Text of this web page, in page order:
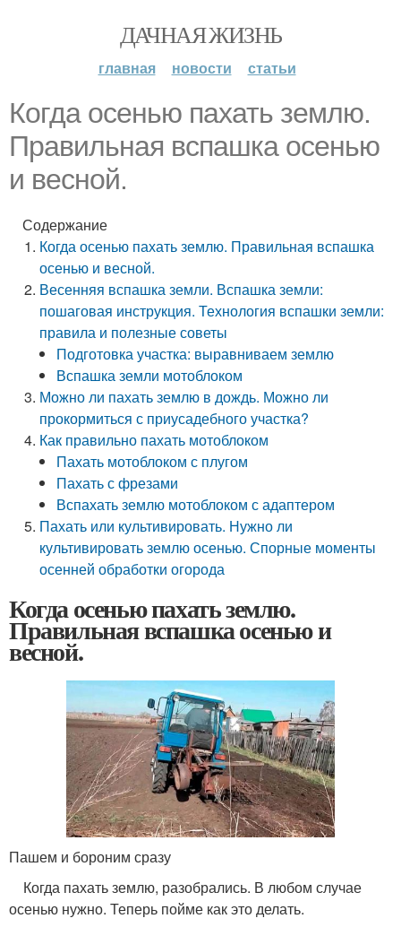
ДАЧНАЯ ЖИЗНЬ
главная новости статьи
Когда осенью пахать землю.
Правильная вспашка осенью
и весной.
Содержание
Когда осенью пахать землю. Правильная вспашка
осенью и весной.
Весенняя вспашка земли. Вспашка земли:
пошаговая инструкция. Технология вспашки земли:
правила и полезные советы
Подготовка участка: выравниваем землю
Вспашка земли мотоблоком
Можно ли пахать землю в дождь. Можно ли
прокормиться с приусадебного участка?
Как правильно пахать мотоблоком
Пахать мотоблоком с плугом
Пахать с фрезами
Вспахать землю мотоблоком с адаптером
Пахать или культивировать. Нужно ли
культивировать землю осенью. Спорные моменты
осенней обработки огорода
Когда осенью пахать землю.
Правильная вспашка осенью и
весной.
Пашем и бороним сразу
Когда пахать землю, разобрались. В любом случае
осенью нужно. Теперь пойме как это делать.